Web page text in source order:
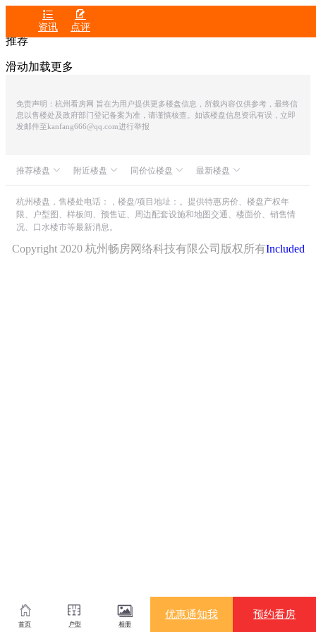

资讯

点评
推荐
滑动加载更多
免责声明：杭州看房网 旨在为用户提供更多楼盘信息，所载内容仅供参考，最终信
息以售楼处及政府部门登记备案为准，请谨慎核查。如该楼盘信息资讯有误，立即
发邮件至kanfang666@qq.com进行举报
推荐楼盘 附近楼盘 同价位楼盘 最新楼盘
众安IOC潮悦公馆 中融蓝城CoC理想城
世茂同人山庄
朗诗溪涧雅庐
海威领界
银杏汇
滨江宝龙城市广场
尚城墅
德信御临云峰
大华春山明月台墅
世茂风颂府
滨江绿城春来雅庭
滨润锦翠城
山水颐萃别院
绿城・湖栖云庐
滨运映翠湾
杭州楼盘，售楼处电话：，楼盘/项目地址：。提供特惠房价、楼盘产权年
限、户型图、样板间、预售证、周边配套设施和地图交通、楼面价、销售情
况、口水楼市等最新消息。
Copyright 2020 杭州畅房网络科技有限公司版权所有Included
首页 户型 相册
优惠通知我 预约看房